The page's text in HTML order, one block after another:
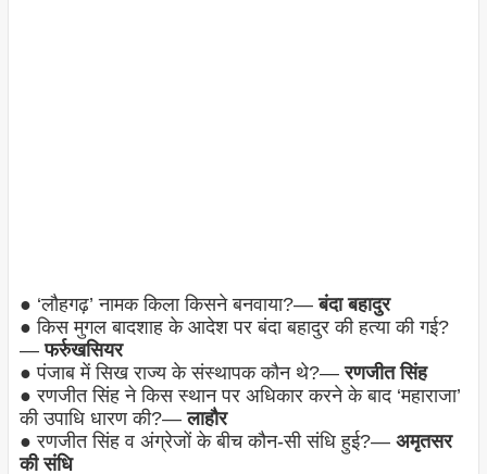
● ‘लौहगढ़’ नामक किला किसने बनवाया?—बंदा बहादुर
● किस मुगल बादशाह के आदेश पर बंदा बहादुर की हत्या की गई?
—फर्रुखसियर
● पंजाब में सिख राज्य के संस्थापक कौन थे?—रणजीत सिंह
● रणजीत सिंह ने किस स्थान पर अधिकार करने के बाद ‘महाराजा’
की उपाधि धारण की?—लाहौर
● रणजीत सिंह व अंग्रेजों के बीच कौन-सी संधि हुई?— अमृतसर
की संधि